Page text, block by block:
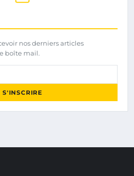
nos derniers articles
boîte mail.
S'INSCRIRE